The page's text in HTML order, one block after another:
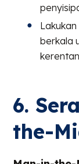
berkala
6.
the-